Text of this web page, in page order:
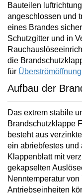
Bauteilen
angeschlossen und
eines Brandes
Schutzgitter und in
die
für
Aufbau der
Das extrem stabile
Brandschutzklappe
besteht aus
ein abriebfestes und
Klappenblatt mit
gekapselten
Nenntemperatur von
Antriebseinheiten